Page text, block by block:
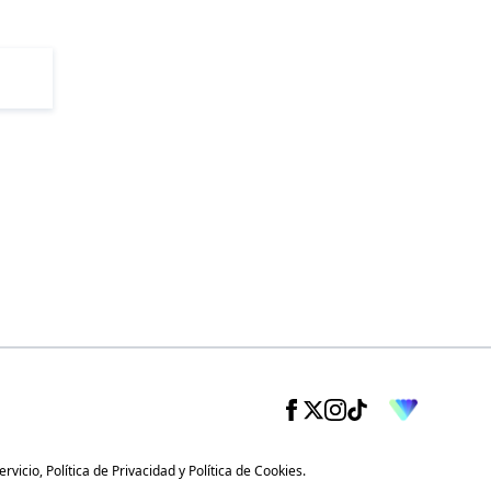
, Política de Privacidady Política de Cookies.